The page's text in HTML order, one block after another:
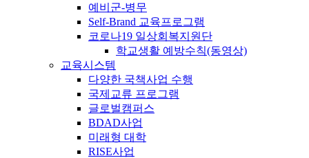
예비군-병무
Self-Brand 교육프로그램
코로나19 일상회복지원단
학교생활 예방수칙(동영상)
교육시스템
다양한 국책사업 수행
국제교류 프로그램
글로벌캠퍼스
BDAD사업
미래형 대학
RISE사업